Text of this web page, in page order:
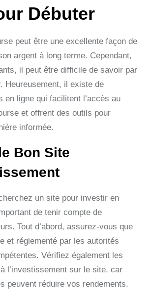
Débuter
peut être une excellente façon de
argent à long terme. Cependant,
il peut être difficile de savoir par
Heureusement, il existe de
en ligne qui facilitent l’accès au
et offrent des outils pour
informée.
Bon Site
un site pour investir en
de tenir compte de
Tout d’abord, assurez-vous que
et réglementé par les autorités
Vérifiez également les
l’investissement sur le site, car
peuvent réduire vos rendements.